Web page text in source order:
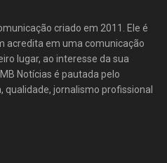
criado em 2011. Ele é
acredita em uma comunicação
lugar, ao interesse da sua
Notícias é pautada pelo
qualidade, jornalismo profissional